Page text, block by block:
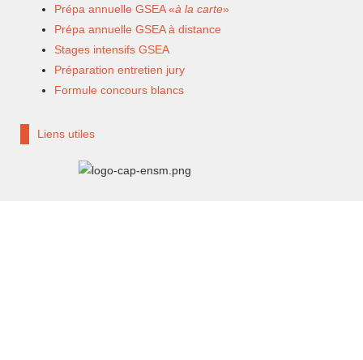
Prépa annuelle GSEA «à la carte»
Prépa annuelle GSEA à distance
Stages intensifs GSEA
Préparation entretien jury
Formule concours blancs
Liens utiles